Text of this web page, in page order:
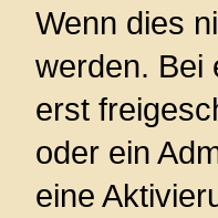
Wenn dies
werden. Bei
erst
oder ein
eine